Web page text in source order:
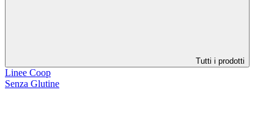
Tutti i prodotti
Linee Coop
Senza Glutine